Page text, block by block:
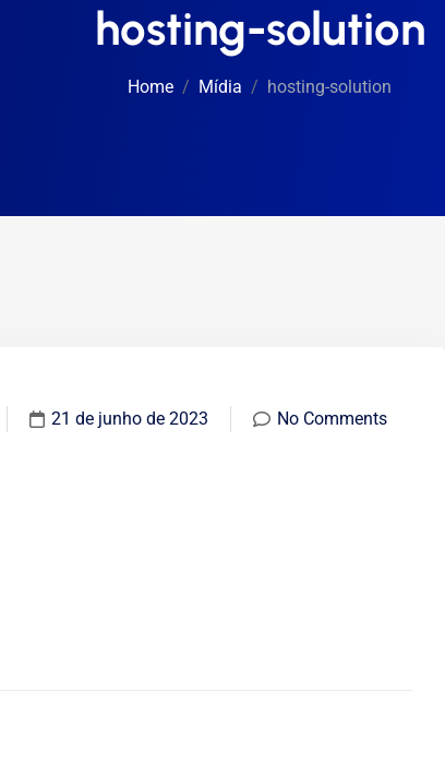
hosting-solution
Home Mídia hosting-solution
21 de junho de 2023 No Comments